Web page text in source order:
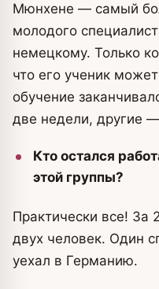
Мюнхене — самый
молодого
немецкому. Только
что его ученик
обучение
две недели, другие
Кто остался
этой группы?
Практически все! За
двух человек. Один
уехал в Германию.